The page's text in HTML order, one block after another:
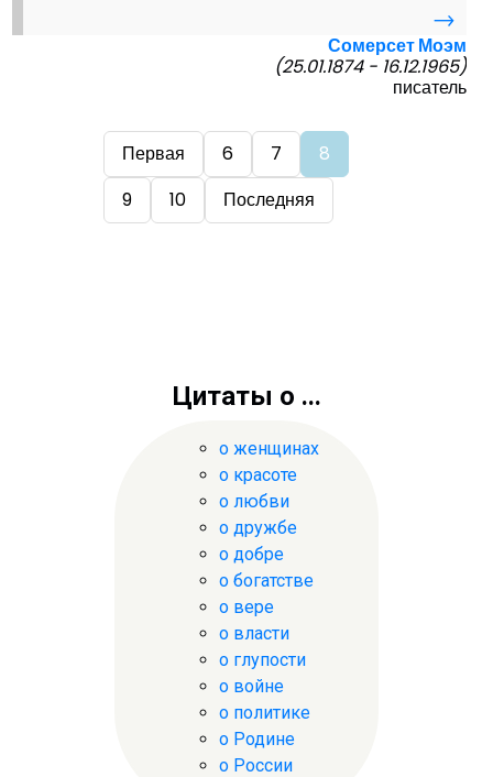
→
Сомерсет Моэм
(25.01.1874 - 16.12.1965)
писатель
Первая 6 7
8
9
10 Последняя
Цитаты о ...
о женщинах
о красоте
о любви
о дружбе
о добре
о богатстве
о вере
о власти
о глупости
о войне
о политике
о Родине
о России